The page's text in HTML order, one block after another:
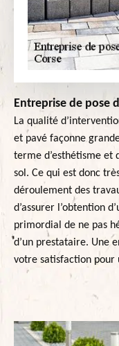
Entreprise de pose
La qualité
et pavé façonne
terme d’esthétisme et
sol. Ce qui est donc
déroulement des
d’assurer l’obtention
primordial de ne pas
d’un prestataire. Une
votre satisfaction pour